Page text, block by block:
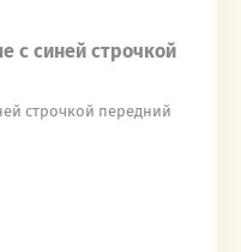
с синей строчкой
строчкой передний